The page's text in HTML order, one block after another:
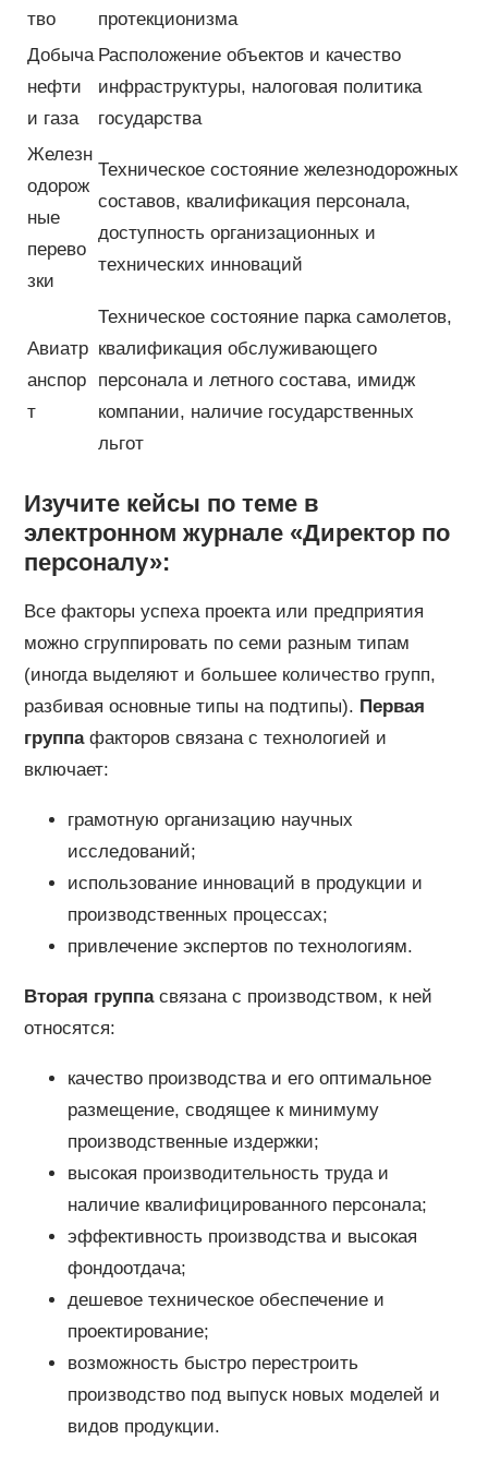
тво
протекционизма
Добыча
нефти
и газа
Расположение объектов и качество
инфраструктуры, налоговая политика
государства
Железн
одорож
ные
перево
зки
Техническое состояние железнодорожных
составов, квалификация персонала,
доступность организационных и
технических инноваций
Авиатр
анспор
т
Техническое состояние парка самолетов,
квалификация обслуживающего
персонала и летного состава, имидж
компании, наличие государственных
льгот
Изучите кейсы по теме в
электронном журнале «Директор по
персоналу»:
Все факторы успеха проекта или предприятия
можно сгруппировать по семи разным типам
(иногда выделяют и большее количество групп,
разбивая основные типы на подтипы). Первая
группафакторов связана с технологией и
включает:
грамотную организацию научных
исследований;
использование инноваций в продукции и
производственных процессах;
привлечение экспертов по технологиям.
Вторая группасвязана с производством, к ней
относятся:
качество производства и его оптимальное
размещение, сводящее к минимуму
производственные издержки;
высокая производительность труда и
наличие квалифицированного персонала;
эффективность производства и высокая
фондоотдача;
дешевое техническое обеспечение и
проектирование;
возможность быстро перестроить
производство под выпуск новых моделей и
видов продукции.